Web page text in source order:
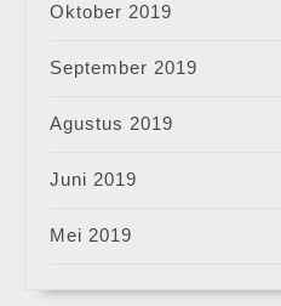
Oktober 2019
September 2019
Agustus 2019
Juni 2019
Mei 2019